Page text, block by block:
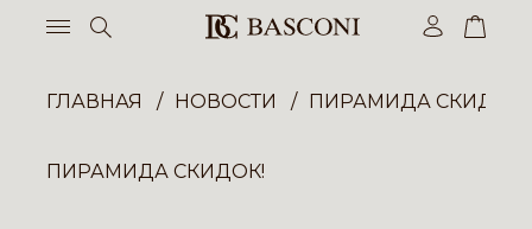
ГЛАВНАЯ НОВОСТИ ПИРАМИДА СКИДОК!
ПИРАМИДА СКИДОК!